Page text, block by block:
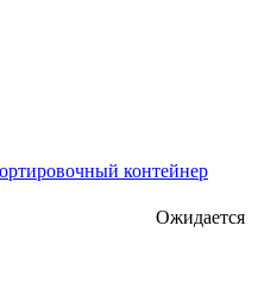
контейнер
Ожидается